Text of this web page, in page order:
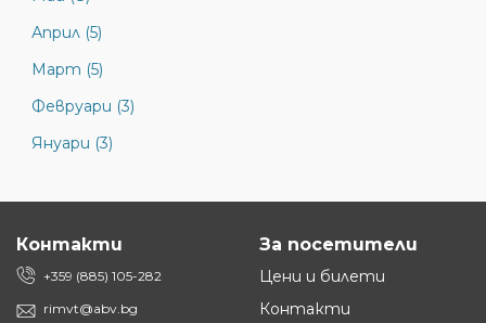
Април (5)
Март (5)
Февруари (3)
Януари (3)
Контакти
+359 (885) 105-282
rimvt@abv.bg
За посетители
Цени и билети
Контакти